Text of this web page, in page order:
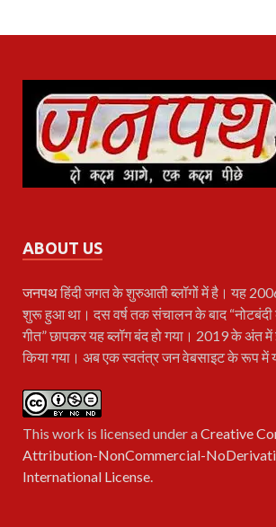
ABOUT US
जनपथहिंदी जगत के शुरुआती ब्लॉगों में है। यह
शुरू हुआ था। दस वर्ष तक संचालन के बाद
गीत” छापकर यह ब्लॉग बंद हो गया। 2019 के अंत में
किया गया। अब एक स्वतंत्र जन वेबसाइट के रूप
This work is licensed under aCreative
Attribution-NonCommercial-
International License